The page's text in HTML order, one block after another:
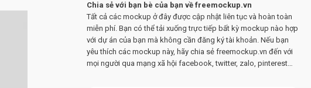
Chia sẻ với bạn bè của bạn về freemockup.vn
Tất cả các mockup ở đây được cập nhật liên tục và hoàn toàn
miễn phí. Bạn có thể tải xuống trực tiếp bất kỳ mockup nào hợp
với dự án của bạn mà không cần đăng ký tài khoản. Nếu bạn
yêu thích các mockup này, hãy chia sẻ freemockup.vn đến với
mọi người qua mạng xã hội facebook, twitter, zalo, pinterest…